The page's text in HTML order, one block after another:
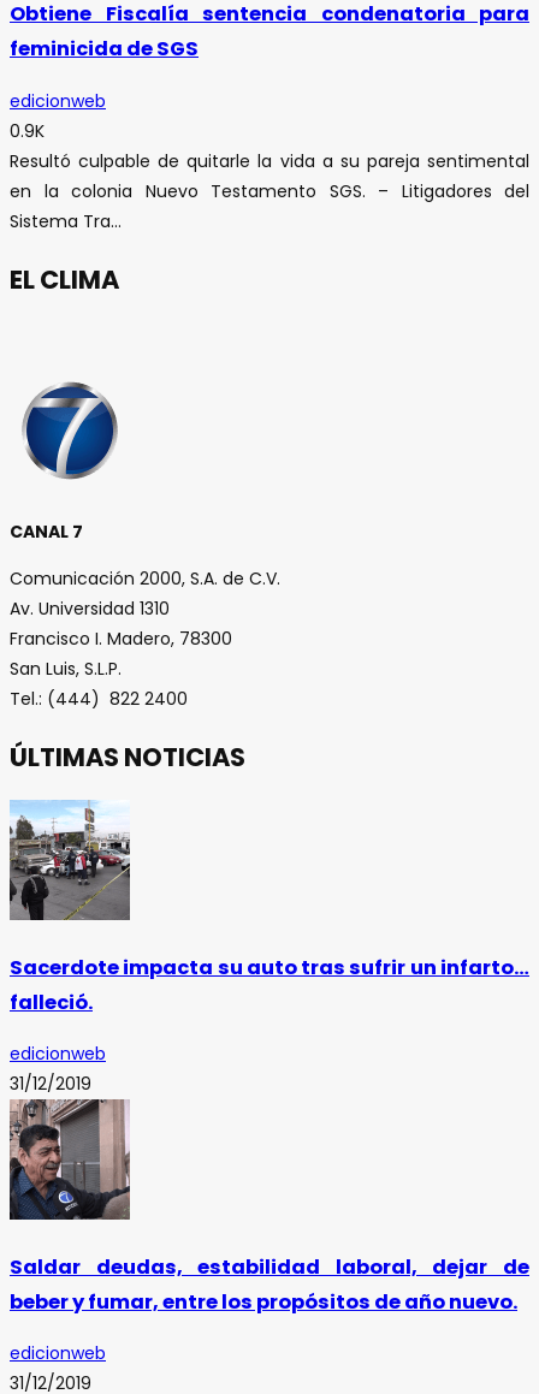
Obtiene Fiscalía sentencia condenatoria para
feminicida de SGS
edicionweb
0.9K
Resultó culpable de quitarle la vida a su pareja sentimental
en la colonia Nuevo Testamento SGS. – Litigadores del
Sistema Tra...
EL CLIMA
CANAL 7
Comunicación 2000, S.A. de C.V.
Av. Universidad 1310
Francisco I. Madero, 78300
San Luis, S.L.P.
Tel.: (444) 822 2400
ÚLTIMAS NOTICIAS
Sacerdote impacta su auto tras sufrir un infarto…
falleció.
edicionweb
31/12/2019
Saldar deudas, estabilidad laboral, dejar de
beber y fumar, entre los propósitos de año nuevo.
edicionweb
31/12/2019